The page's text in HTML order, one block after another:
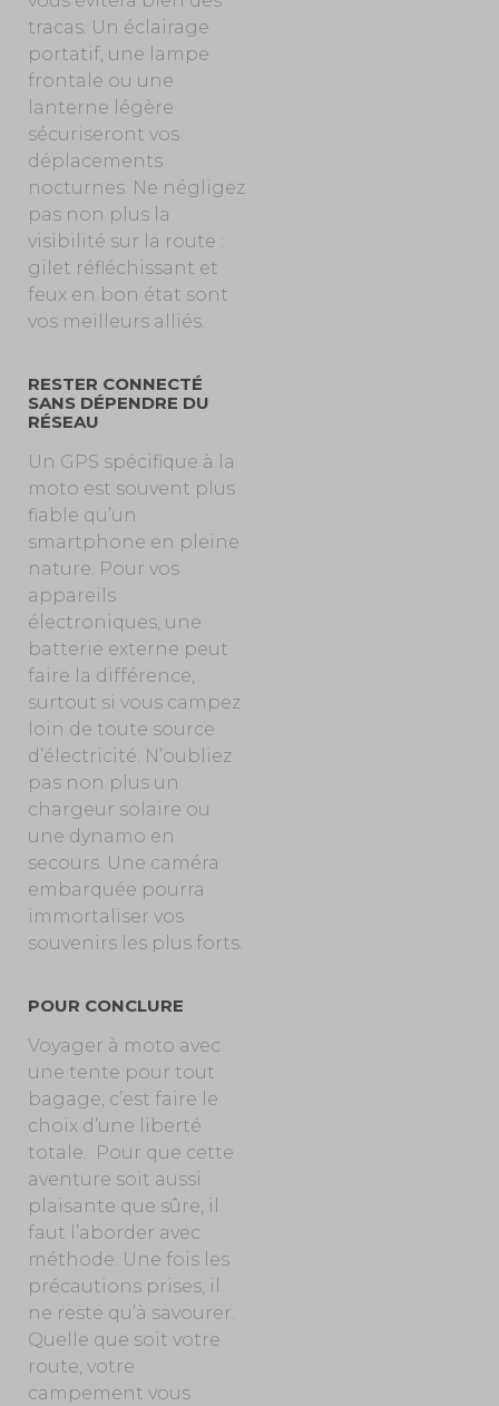
tracas. Un éclairage
portatif, une lampe
frontale ou une
lanterne légère
sécuriseront vos
déplacements
nocturnes. Ne négligez
pas non plus la
visibilité sur la route :
gilet réfléchissant et
feux en bon état sont
vos meilleurs alliés.
RESTER CONNECTÉ
SANS DÉPENDRE DU
RÉSEAU
Un GPS spécifique à la
moto est souvent plus
fiable qu’un
smartphone en pleine
nature. Pour vos
appareils
électroniques, une
batterie externe peut
faire la différence,
surtout si vous campez
loin de toute source
d’électricité. N’oubliez
pas non plus un
chargeur solaire ou
une dynamo en
secours. Une caméra
embarquée pourra
immortaliser vos
souvenirs les plus forts.
POUR CONCLURE
Voyager à moto avec
une tente pour tout
bagage, c’est faire le
choix d’une liberté
totale. Pour que cette
aventure soit aussi
plaisante que sûre, il
faut l’aborder avec
méthode. Une fois les
précautions prises, il
ne reste qu’à savourer.
Quelle que soit votre
route, votre
campement vous